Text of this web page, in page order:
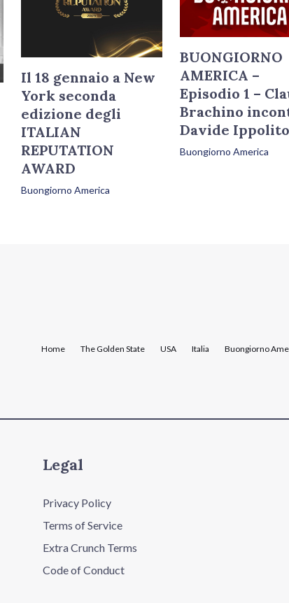
Il 18 gennaio a New
York seconda
edizione degli
ITALIAN
REPUTATION
AWARD
Buongiorno America
BUONGIORNO
AMERICA –
Episodio 1 –
Brachino
Davide Ippolito
Buongiorno America
Home The Golden State USA Italia Buongiorno
Legal
Privacy Policy
Terms of Service
Extra Crunch Terms
Code of Conduct